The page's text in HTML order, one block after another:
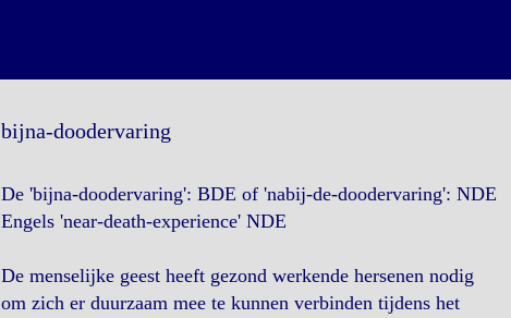
bijna-doodervaring
De 'bijna-doodervaring': BDE of 'nabij-de-doodervaring': NDE
Engels 'near-death-experience' NDE
De menselijke geest heeft gezond werkende hersenen nodig
om zich er duurzaam mee te kunnen verbinden tijdens het